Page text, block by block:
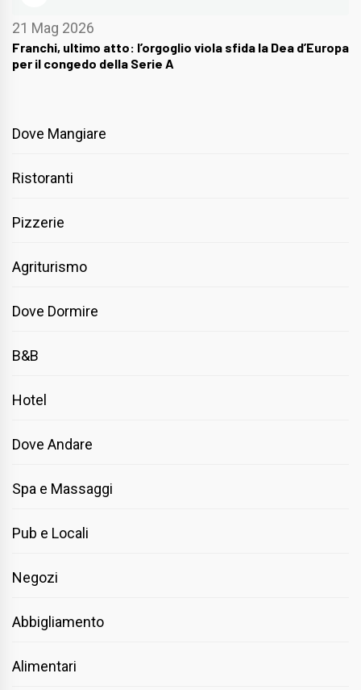
21 Mag 2026
Franchi, ultimo atto: l’orgoglio viola sfida la Dea d’Europa
per il congedo della Serie A
Dove Mangiare
Ristoranti
Pizzerie
Agriturismo
Dove Dormire
B&B
Hotel
Dove Andare
Spa e Massaggi
Pub e Locali
Negozi
Abbigliamento
Alimentari